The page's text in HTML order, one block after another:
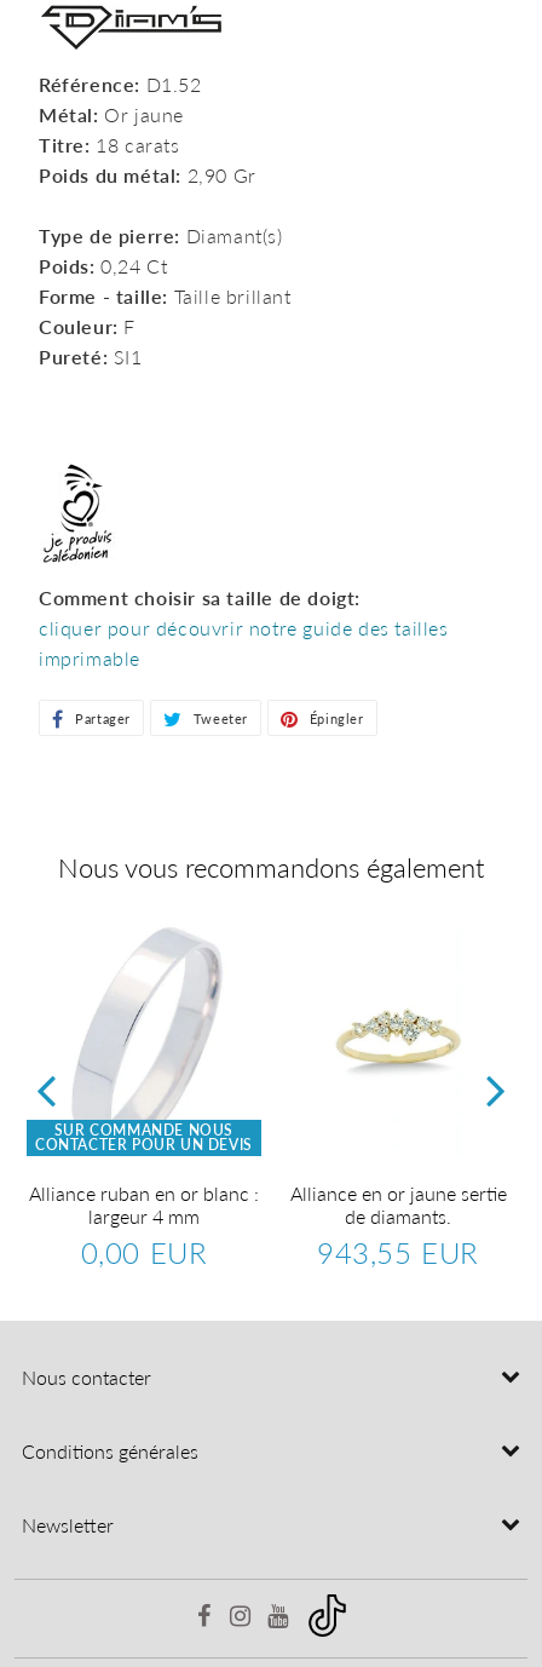
Référence: D1.52
Métal: Or jaune
Titre: 18 carats
Poids du métal: 2,90 Gr
Type de pierre: Diamant(s)
Poids: 0,24 Ct
Forme - taille: Taille brillant
Couleur: F
Pureté: SI1
Comment choisir sa taille de doigt:
cliquer pour découvrir notre guide des tailles
imprimable
Partager PartagerTweeter TweeterÉpingler
Nous vous recommandons également
SUR COMMANDE NOUS
CONTACTER POUR UN DEVIS
Alliance ruban en or blanc :
largeur 4 mm
Prix
0,00 EUR
Alliance en or jaune sertie
de diamants.
Prix
943,55 EUR
Nous contacter
Conditions générales
Newsletter